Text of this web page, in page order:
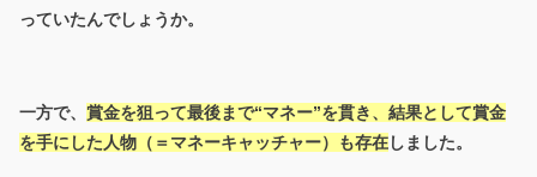
っていたんでしょうか。
一方で、 賞金を狙って最後まで“マネー”を貫き、結果として賞金
を手にした人物（＝マネーキャッチャー）も存在しました。